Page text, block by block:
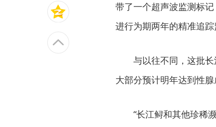
带了一个超声波监测标
进行为期两年的精准追踪
与以往不同，这批
大部分预计明年达到性
“长江鲟和其他珍稀